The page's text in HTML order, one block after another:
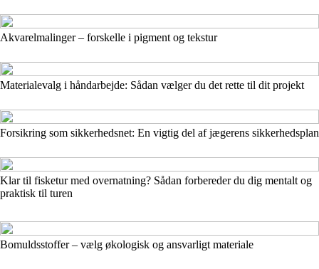
Akvarelmalinger – forskelle i pigment og tekstur
Materialevalg i håndarbejde: Sådan vælger du det rette til dit projekt
Forsikring som sikkerhedsnet: En vigtig del af jægerens sikkerhedsplan
Klar til fisketur med overnatning? Sådan forbereder du dig mentalt og
praktisk til turen
Bomuldsstoffer – vælg økologisk og ansvarligt materiale